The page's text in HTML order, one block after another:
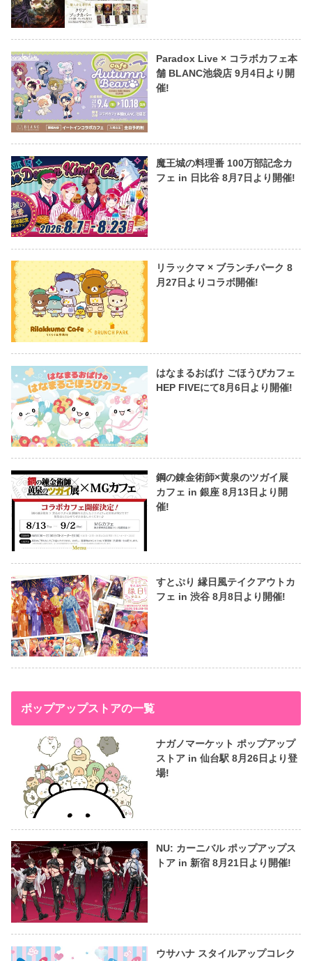
Paradox Live × コラボカフェ本
舗 BLANC池袋店 9月4日より開
催!
魔王城の料理番 100万部記念カ
フェ in 日比谷 8月7日より開催!
リラックマ × ブランチパーク 8
月27日よりコラボ開催!
はなまるおばけ ごほうびカフェ
HEP FIVEにて8月6日より開催!
鋼の錬金術師×黄泉のツガイ展
カフェ in 銀座 8月13日より開
催!
すとぷり 縁日風テイクアウトカ
フェ in 渋谷 8月8日より開催!
ポップアップストアの一覧
ナガノマーケット ポップアップ
ストア in 仙台駅 8月26日より登
場!
NU: カーニバル ポップアップス
トア in 新宿 8月21日より開催!
ウサハナ スタイルアップコレク